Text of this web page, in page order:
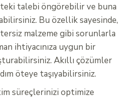
talebi öngörebilir ve buna
Bu özellik sayesinde,
malzeme gibi sorunlarla
ihtiyacınıza uygun bir
Akıllı çözümler
öteye taşıyabilirsiniz.
süreçlerinizi optimize